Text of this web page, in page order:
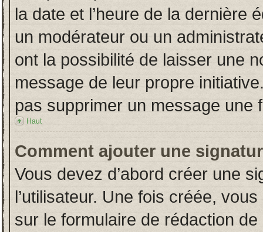
la date et l’heure de la dernière
un modérateur ou un
ont la possibilité de laisser une
message de leur propre
pas supprimer un message une
Haut
Comment ajouter une
Vous devez d’abord créer une
l’utilisateur. Une fois créée,
sur le formulaire de rédaction